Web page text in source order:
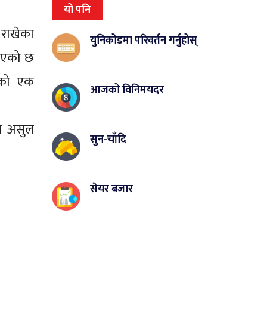
छ
एक
असुल
यो पनि
युनिकोडमा परिवर्तन गर्नुहोस्
आजको विनिमयदर
सुन-चाँदि
सेयर बजार